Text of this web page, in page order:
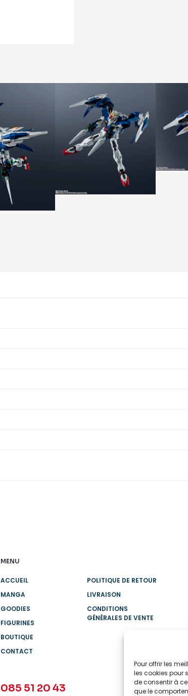
Pour offrir les
les cookies pour
de consentir à
que le
MENU
ACCUEIL
MANGA
GOODIES
FIGURINES
BOUTIQUE
CONTACT
POLITIQUE DE RETOUR
LIVRAISON
CONDITIONS
GÉNÉRALES DE VENTE
085 51 20 43